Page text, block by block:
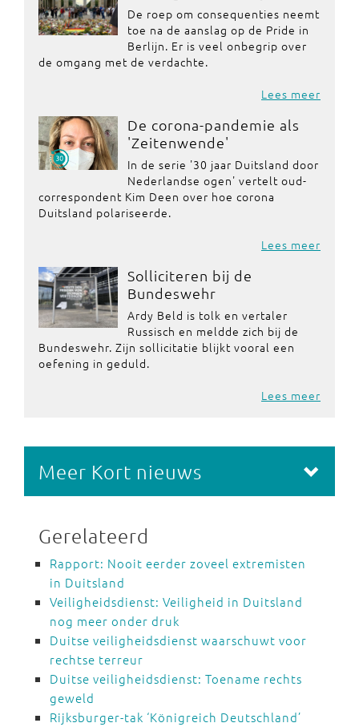
De roep om consequenties neemt
toe na de aanslag op de Pride in
Berlijn. Er is veel onbegrip over
de omgang met de verdachte.
Lees meer
De corona-pandemie als
'Zeitenwende'
In de serie '30 jaar Duitsland door
Nederlandse ogen' vertelt oud-
correspondent Kim Deen over hoe corona
Duitsland polariseerde.
Lees meer
Solliciteren bij de
Bundeswehr
Ardy Beld is tolk en vertaler
Russisch en meldde zich bij de
Bundeswehr. Zijn sollicitatie blijkt vooral een
oefening in geduld.
Lees meer
Meer Kort nieuws
Gerelateerd
Rapport: Nooit eerder zoveel extremisten
in Duitsland
Veiligheidsdienst: Veiligheid in Duitsland
nog meer onder druk
Duitse veiligheidsdienst waarschuwt voor
rechtse terreur
Duitse veiligheidsdienst: Toename rechts
geweld
Rijksburger-tak ‘Königreich Deutschland’